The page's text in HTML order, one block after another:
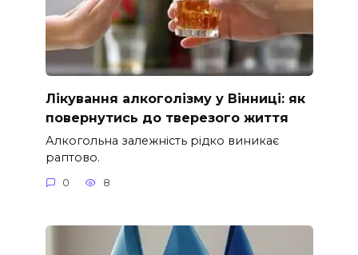
Лікування алкоголізму у Вінниці: як
повернутись до тверезого життя
Алкогольна залежність рідко виникає
раптово.
0 8